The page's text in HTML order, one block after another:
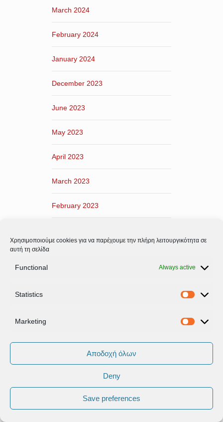
Χρησιμοποιούμε cookies για να παρέχουμε την πλήρη λειτουργικότητα σε
αυτή τη σελίδα
Functional Always active
Statistics
Marketing
Αποδοχή όλων
Deny
Save preferences
March 2024
February 2024
January 2024
December 2023
June 2023
May 2023
April 2023
March 2023
February 2023
April 2022